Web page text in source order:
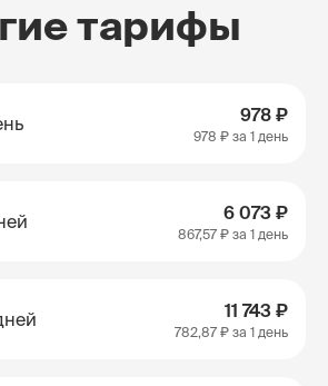
тарифы
978 ₽
978 ₽ за 1 день
6 073 ₽
867,57 ₽ за 1 день
11 743 ₽
782,87 ₽ за 1 день